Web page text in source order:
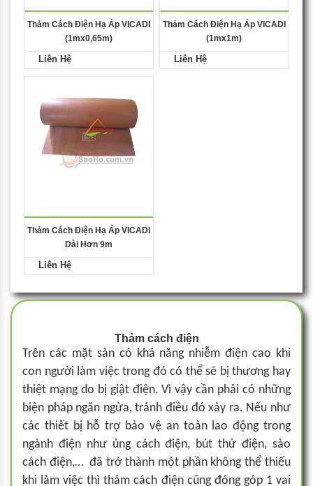
Thảm Cách Điện Hạ Áp VICADI
(1mx0,65m)
Liên Hệ
Thảm Cách Điện Hạ Áp VICADI
(1mx1m)
Liên Hệ
Thảm Cách Điện Hạ Áp VICADI
Dài Hơn 9m
Liên Hệ
Thảm cách điện
Trên các mặt sàn có khả năng nhiễm điện cao khi
con người làm việc trong đó có thể sẽ bị thương hay
thiệt mạng do bị giật điện. Vì vậy cần phải có những
biện pháp ngăn ngừa, tránh điều đó xảy ra. Nếu như
các thiết bị hỗ trợ bảo vệ an toàn lao động trong
ngành điện như ủng cách điện, bút thử điện, sào
cách điện,… đã trở thành một phần không thể thiếu
khi làm việc thì thảm cách điện cũng đóng góp 1 vai